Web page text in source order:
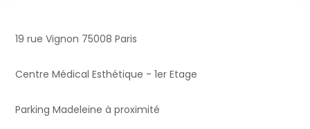
19 rue Vignon 75008 Paris
Centre Médical Esthétique - 1er Etage
Parking Madeleine à proximité